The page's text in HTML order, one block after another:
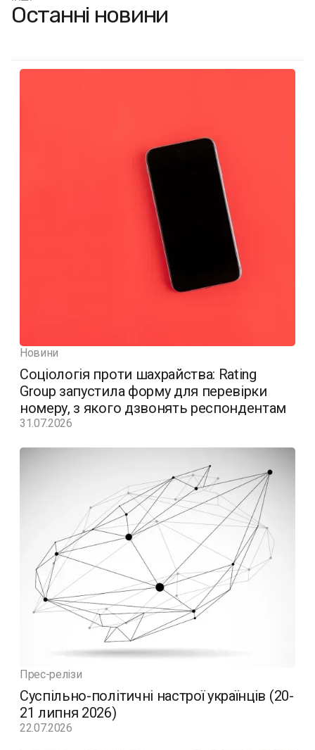
Останні новини
Новини
Соціологія проти шахрайства: Rating
Group запустила форму для перевірки
номеру, з якого дзвонять респондентам
31.07.2026
Прес-релізи
Суспільно-політичні настрої українців (20-
21 липня 2026)
22.07.2026